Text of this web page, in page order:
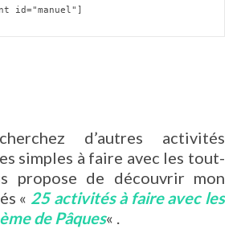
id="manuel"]
d’autres activités
simples à faire avec les tout-
propose de découvrir mon
« 25 activités à faire avec les
de Pâques« .